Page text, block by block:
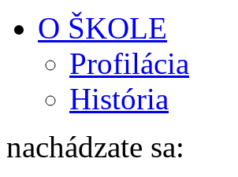
O ŠKOLE
Profilácia
História
nachádzate sa: